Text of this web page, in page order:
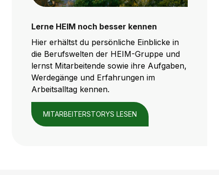
Lerne HEIM noch besser kennen
Hier erhältst du persönliche Einblicke in
die Berufswelten der HEIM-Gruppe und
lernst Mitarbeitende sowie ihre Aufgaben,
Werdegänge und Erfahrungen im
Arbeitsalltag kennen.
MITARBEITERSTORYS LESEN